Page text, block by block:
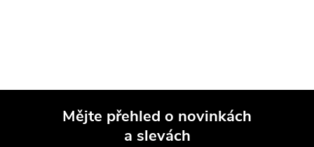
Mějte přehled o novinkách
a slevách